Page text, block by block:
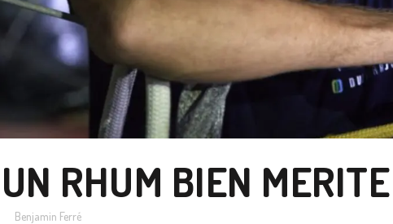
UN RHUM BIEN
Benjamin Ferré